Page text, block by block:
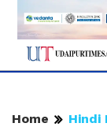
Home Hindi